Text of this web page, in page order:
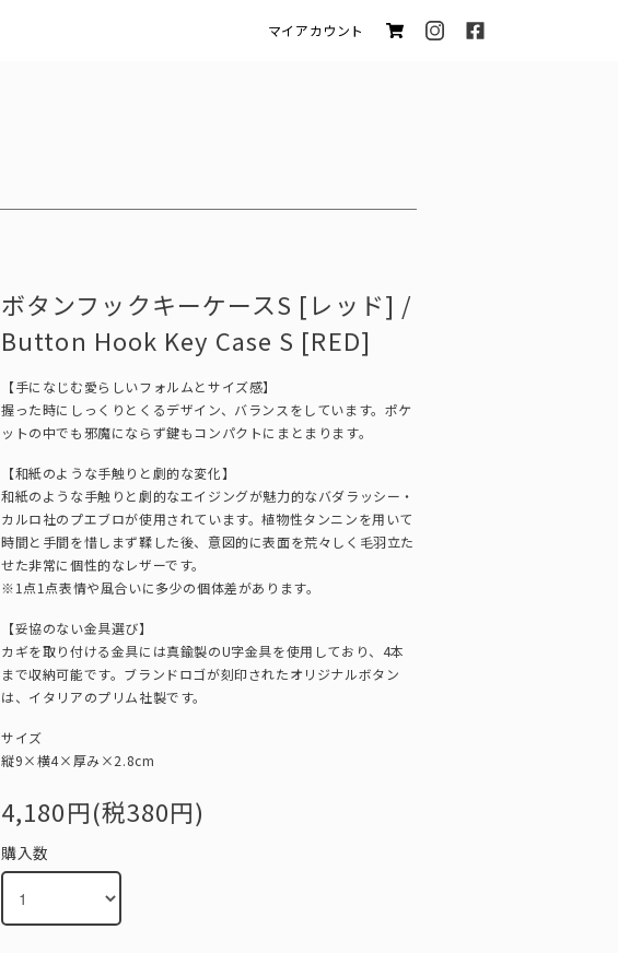
マイアカウント
ボタンフックキーケースS [レッド] /
Button Hook Key Case S [RED]
【手になじむ愛らしいフォルムとサイズ感】
握った時にしっくりとくるデザイン、バランスをしています。ポケ
ットの中でも邪魔にならず鍵もコンパクトにまとまります。
【和紙のような手触りと劇的な変化】
和紙のような手触りと劇的なエイジングが魅力的なバダラッシー・
カルロ社のプエブロが使用されています。植物性タンニンを用いて
時間と手間を惜しまず鞣した後、意図的に表面を荒々しく毛羽立た
せた非常に個性的なレザーです。
※1点1点表情や風合いに多少の個体差があります。
【妥協のない金具選び】
カギを取り付ける金具には真鍮製のU字金具を使用しており、4本
まで収納可能です。ブランドロゴが刻印されたオリジナルボタン
は、イタリアのプリム社製です。
サイズ
縦9×横4×厚み×2.8cm
4,180円(税380円)
購入数